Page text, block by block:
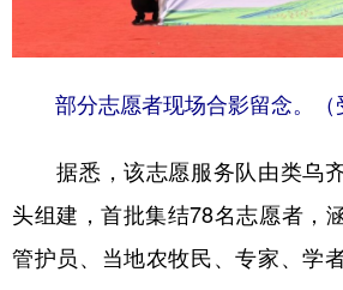
部分志愿者现场合影留念。（
据悉，该志愿服务队由类乌
头组建，首批集结78名志愿者，
管护员、当地农牧民、专家、学